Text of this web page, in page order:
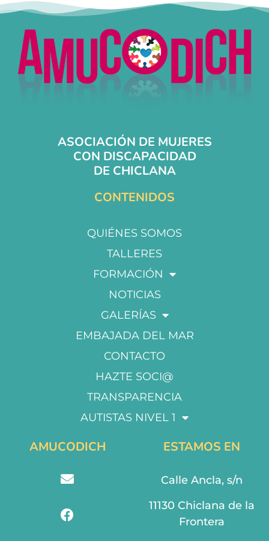
ASOCIACIÓN DE MUJERES
CON DISCAPACIDAD
DE CHICLANA
CONTENIDOS
QUIÉNES SOMOS
TALLERES
FORMACIÓN
NOTICIAS
GALERÍAS
EMBAJADA DEL MAR
CONTACTO
HAZTE SOCI@
TRANSPARENCIA
AUTISTAS NIVEL 1
AMUCODICH ESTAMOS EN
Calle Ancla, s/n
11130 Chiclana de la
Frontera